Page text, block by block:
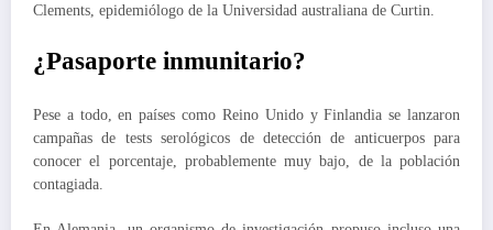
Clements, epidemiólogo de la Universidad australiana de Curtin.
¿Pasaporte inmunitario?
Pese a todo, en países como Reino Unido y Finlandia se lanzaron
campañas de tests serológicos de detección de anticuerpos para
conocer el porcentaje, probablemente muy bajo, de la población
contagiada.